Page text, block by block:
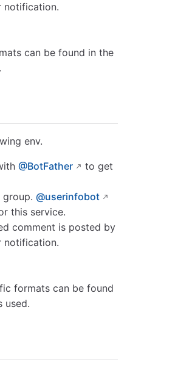
notification.
can be found in the
env.
@BotFather
to get
group.@userinfobot
this service.
comment is posted by
notification.
formats can be found
used.